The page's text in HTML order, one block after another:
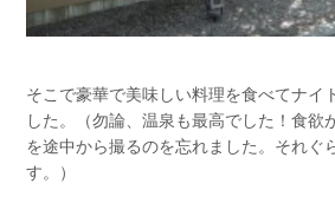
そこで豪華で美味しい料理を食べてナイ
した。（勿論、温泉も最高でした！食欲
を途中から撮るのを忘れました。それぐ
す。）